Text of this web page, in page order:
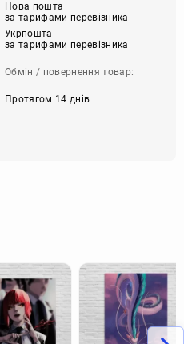
Нова пошта
за тарифами перевізника
Укрпошта
за тарифами перевізника
Обмін / повернення товар:
Протягом 14 днів